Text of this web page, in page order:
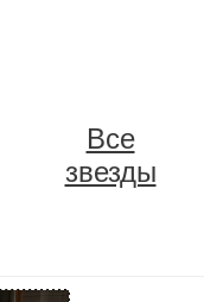
Все
звезды